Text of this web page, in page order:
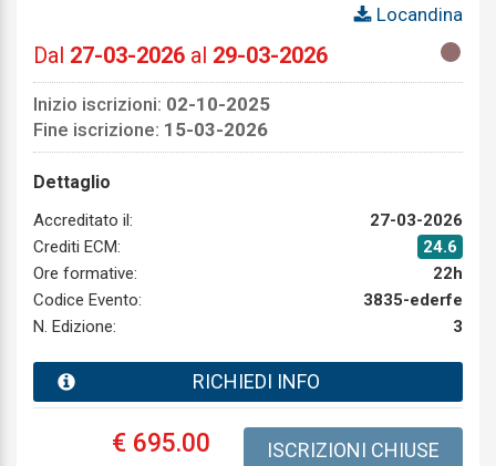
Locandina
Dal 27-03-2026 al 29-03-2026
Inizio iscrizioni: 02-10-2025
Fine iscrizione: 15-03-2026
Dettaglio
Accreditato il:
27-03-2026
Crediti ECM:
24.6
Ore formative:
22h
Codice Evento:
3835-ederfe
N. Edizione:
3
RICHIEDI INFO
ISCRIZIONI CHIUSE
€ 695.00